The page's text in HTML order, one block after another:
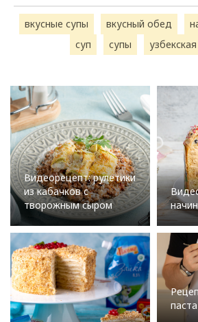
вкусные супы вкусный обед
суп
супы
Видеорецепт: рулетики
из кабачков с
творожным сыром